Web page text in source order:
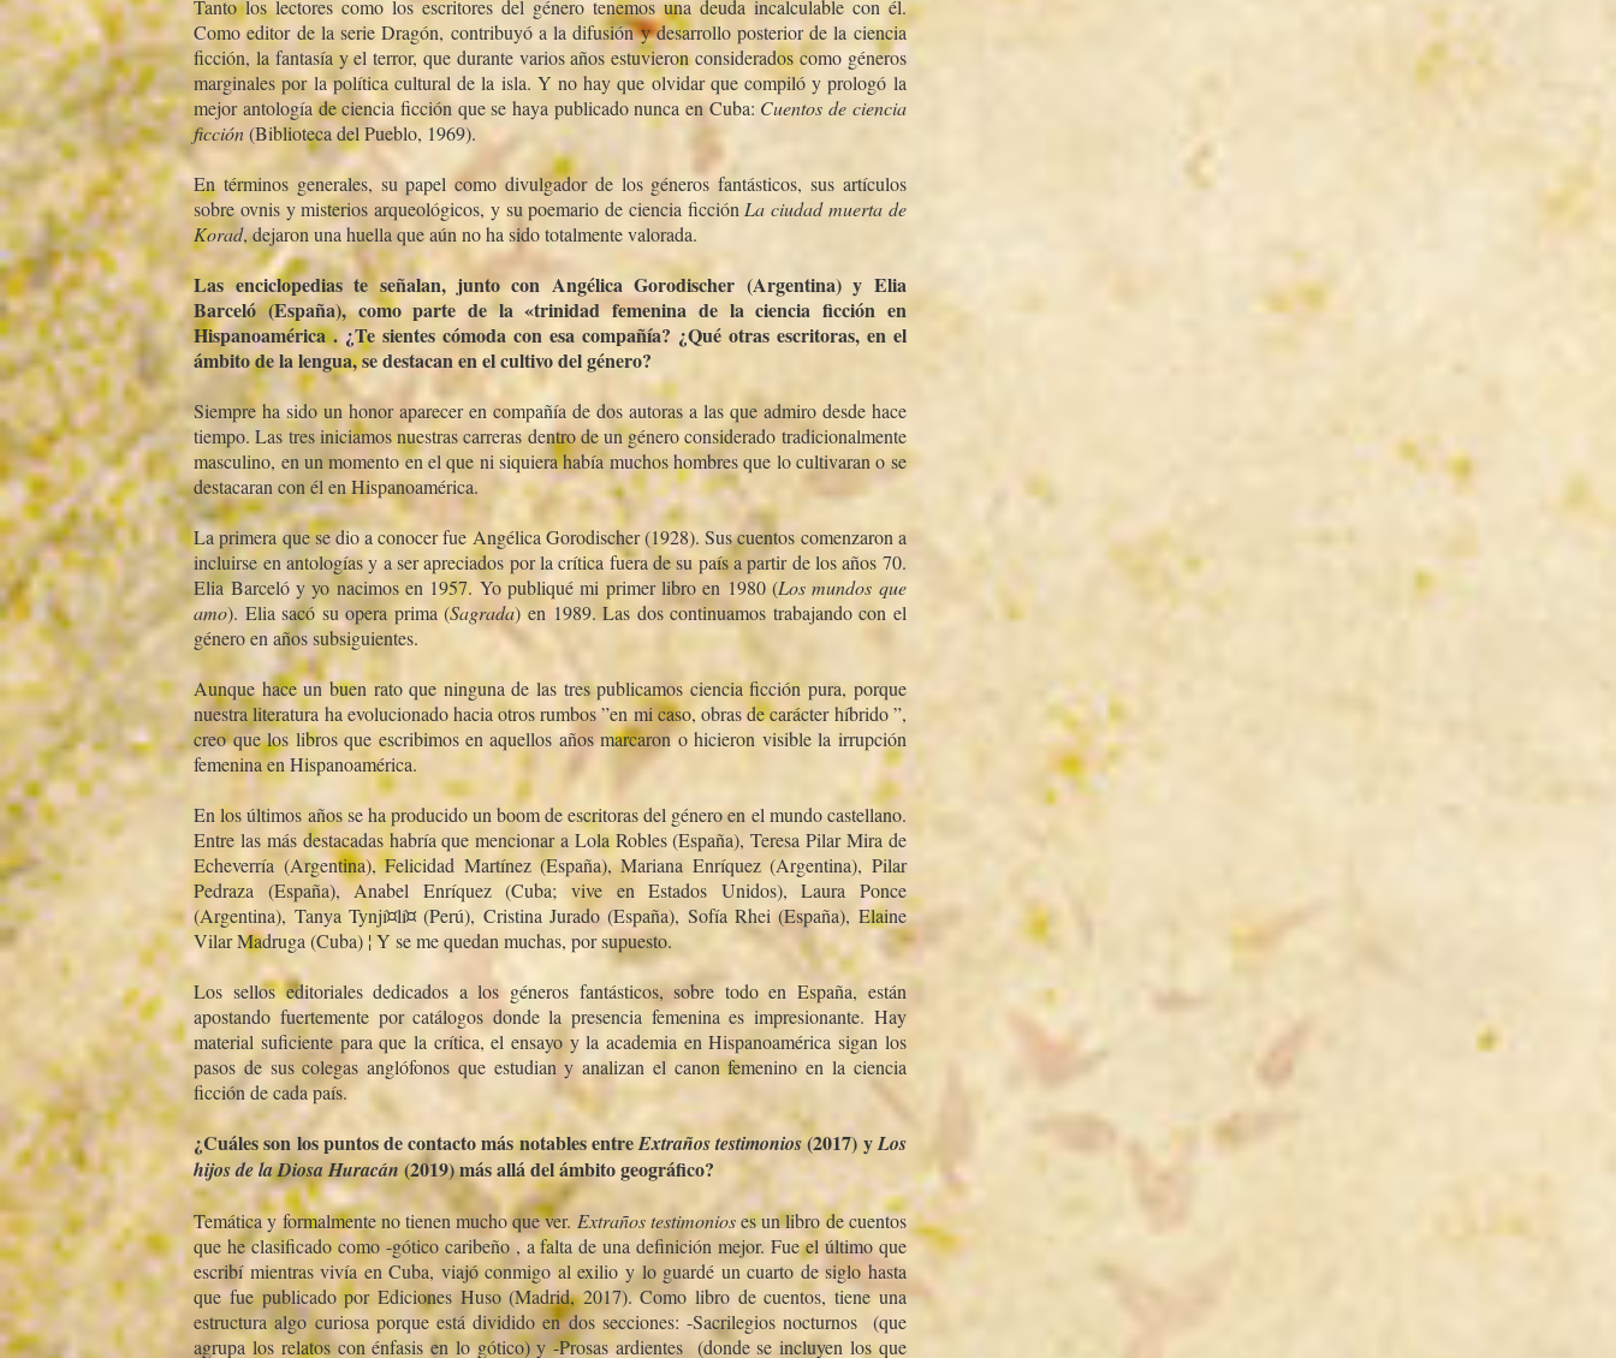
Tanto los lectores como los escritores del género tenemos una deuda incalculable con él.
Como editor de la serie Dragón, contribuyó a la difusión y desarrollo posterior de la ciencia
ficción, la fantasí­a y el terror, que durante varios años estuvieron considerados como géneros
marginales por la polí­tica cultural de la isla. Y no hay que olvidar que compiló y prologó la
mejor antologí­a de ciencia ficción que se haya publicado nunca en Cuba: Cuentos de ciencia
ficción(Biblioteca del Pueblo, 1969).
En términos generales, su papel como divulgador de los géneros fantásticos, sus artí­culos
sobre ovnis y misterios arqueológicos, y su poemario de ciencia ficciónLa ciudad muerta de
Korad, dejaron una huella que aún no ha sido totalmente valorada.
Las enciclopedias te señalan, junto con Angélica Gorodischer (Argentina) y Elia
Barceló (España), como parte de la «trinidad femenina de la ciencia ficción en
Hispanoamérica . ¿Te sientes cómoda con esa compañí­a? ¿Qué otras escritoras, en el
ámbito de la lengua, se destacan en el cultivo del género?
Siempre ha sido un honor aparecer en compañí­a de dos autoras a las que admiro desde hace
tiempo. Las tres iniciamos nuestras carreras dentro de un género considerado tradicionalmente
masculino, en un momento en el que ni siquiera habí­a muchos hombres que lo cultivaran o se
destacaran con él en Hispanoamérica.
La primera que se dio a conocer fue Angélica Gorodischer (1928). Sus cuentos comenzaron a
incluirse en antologí­as y a ser apreciados por la crí­tica fuera de su paí­s a partir de los años 70.
Elia Barceló y yo nacimos en 1957. Yo publiqué mi primer libro en 1980 (Los mundos que
amo). Elia sacó su opera prima (Sagrada) en 1989. Las dos continuamos trabajando con el
género en años subsiguientes.
Aunque hace un buen rato que ninguna de las tres publicamos ciencia ficción pura, porque
nuestra literatura ha evolucionado hacia otros rumbos ”en mi caso, obras de carácter hí­brido ”,
creo que los libros que escribimos en aquellos años marcaron o hicieron visible la irrupción
femenina en Hispanoamérica.
En los últimos años se ha producido un boom de escritoras del género en el mundo castellano.
Entre las más destacadas habrí­a que mencionar a Lola Robles (España), Teresa Pilar Mira de
Echeverrí­a (Argentina), Felicidad Martí­nez (España), Mariana Enrí­quez (Argentina), Pilar
Pedraza (España), Anabel Enrí­quez (Cuba; vive en Estados Unidos), Laura Ponce
(Argentina), Tanya Tynjí¤lí¤ (Perú), Cristina Jurado (España), Sofí­a Rhei (España), Elaine
Vilar Madruga (Cuba) ¦ Y se me quedan muchas, por supuesto.
Los sellos editoriales dedicados a los géneros fantásticos, sobre todo en España, están
apostando fuertemente por catálogos donde la presencia femenina es impresionante. Hay
material suficiente para que la crí­tica, el ensayo y la academia en Hispanoamérica sigan los
pasos de sus colegas anglófonos que estudian y analizan el canon femenino en la ciencia
ficción de cada paí­s.
¿Cuáles son los puntos de contacto más notables entreExtraños testimonios(2017) yLos
hijos de la Diosa Huracán(2019) más allá del ámbito geográfico?
Temática y formalmente no tienen mucho que ver. Extraños testimonioses un libro de cuentos
que he clasificado como -gótico caribeño , a falta de una definición mejor. Fue el último que
escribí­ mientras viví­a en Cuba, viajó conmigo al exilio y lo guardé un cuarto de siglo hasta
que fue publicado por Ediciones Huso (Madrid, 2017). Como libro de cuentos, tiene una
estructura algo curiosa porque está dividido en dos secciones: -Sacrilegios nocturnos  (que
agrupa los relatos con énfasis en lo gótico) y -Prosas ardientes  (donde se incluyen los que